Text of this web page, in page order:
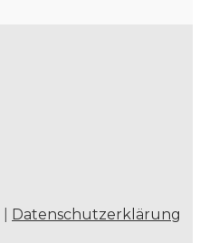
Datenschutzerklärung